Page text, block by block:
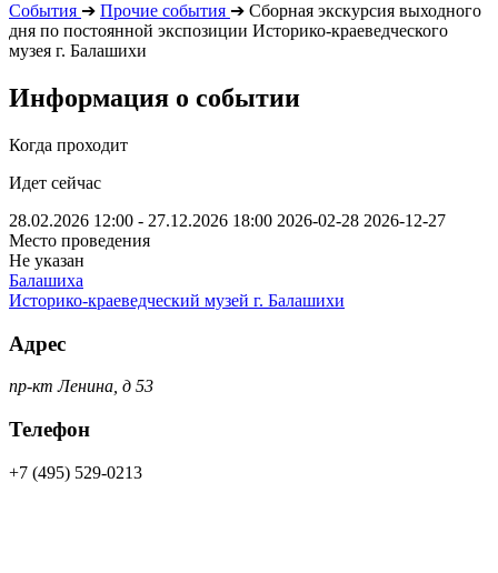
События ➔ Прочие события ➔ Сборная экскурсия выходного
дня по постоянной экспозиции Историко-краеведческого
музея г. Балашихи
Информация о событии
Когда проходит
Идет сейчас
28.02.2026 12:00 - 27.12.2026 18:00 2026-02-28 2026-12-27
Место проведения
Не указан
Балашиха
Историко-краеведческий музей г. Балашихи
Адрес
пр-кт Ленина, д 53
Телефон
+7 (495) 529-0213